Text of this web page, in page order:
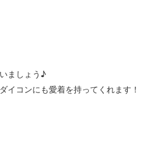
ましょう♪
コンにも愛着を持ってくれます！